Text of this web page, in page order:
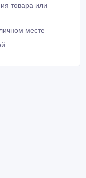
товара или
месте